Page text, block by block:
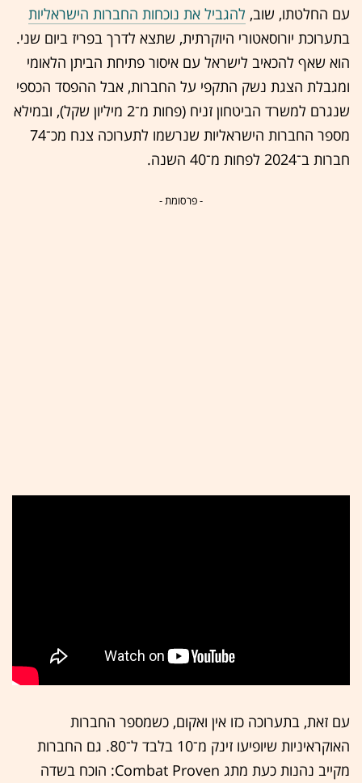
עם החלטתו, שוב, להגביל את נוכחות החברות הישראליות
בתערוכת יורוסאטורי היוקרתית, שתצא לדרך בפריז ביום שני.
הוא שאף להכאיב לישראל עם איסור פתיחת הביתן הלאומי
ומגבלת הצגת נשק התקפי על החברות, אבל ההפסד הכספי
שנגרם למשרד הביטחון זניח (פחות מ־2 מיליון שקל), ובמילא
מספר החברות הישראליות שנרשמו לתערוכה צנח מכ־74
חברות ב־2024 לפחות מ־40 השנה.
- פרסומת -
עם זאת, בתערוכה כזו אין ואקום, כשמספר החברות
האוקראיניות שיופיעו זינק מ־10 בלבד ל־80. גם החברות
מקייב נהנות כעת מתג Combat Proven: הוכח בשדה